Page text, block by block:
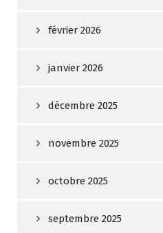
février 2026
janvier 2026
décembre 2025
novembre 2025
octobre 2025
septembre 2025